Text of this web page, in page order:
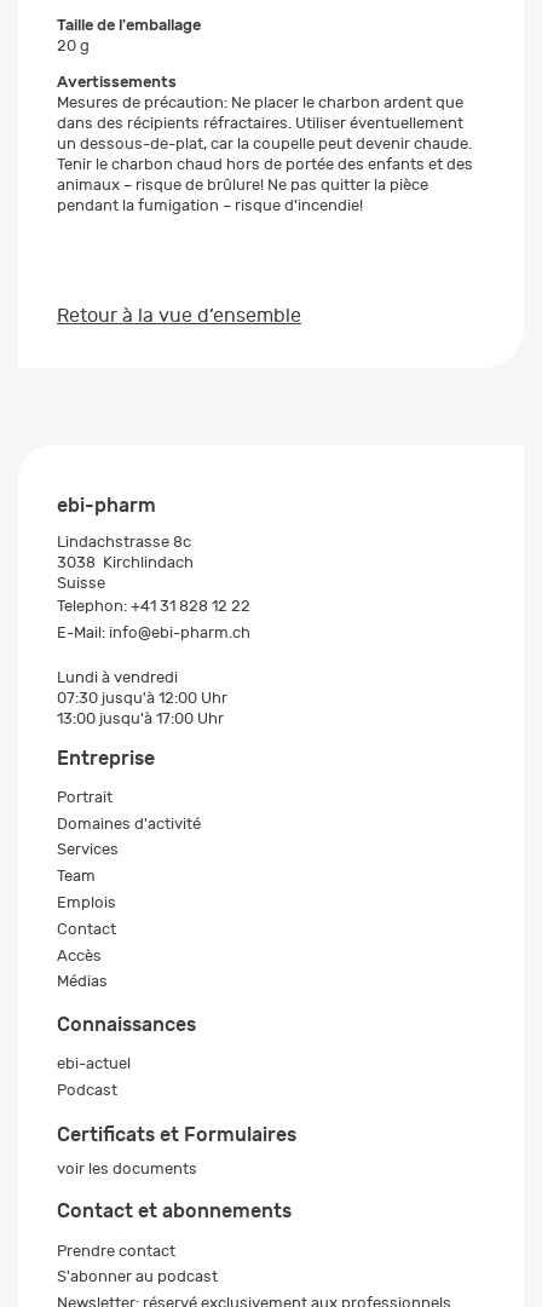
Taille de l'emballage
20 g
Avertissements
Mesures de précaution: Ne placer le charbon ardent que
dans des récipients réfractaires. Utiliser éventuellement
un dessous-de-plat, car la coupelle peut devenir chaude.
Tenir le charbon chaud hors de portée des enfants et des
animaux – risque de brûlure! Ne pas quitter la pièce
pendant la fumigation – risque d'incendie!
Retour à la vue d’ensemble
ebi-pharm
Lindachstrasse 8c
3038 Kirchlindach
Suisse
Telephon: +41 31 828 12 22
E-Mail: info@ebi-pharm.ch
Lundi à vendredi
07:30 jusqu'à 12:00 Uhr
13:00 jusqu'à 17:00 Uhr
Entreprise
Portrait
Domaines d'activité
Services
Team
Emplois
Contact
Accès
Médias
Connaissances
ebi-actuel
Podcast
Certificats et Formulaires
voir les documents
Contact et abonnements
Prendre contact
S'abonner au podcast
Newsletter: réservé exclusivement aux professionnels